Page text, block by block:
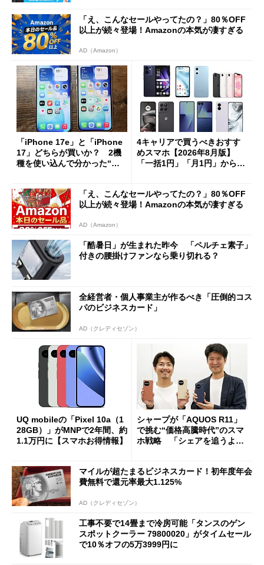
「え、こんなセールやってたの？」80％OFF
以上が続々登場！Amazonの本気が凄すぎる
AD（Amazon）
「iPhone 17e」と「iPhone
17」どちらが買いか？ 2機
種を使い込んで分かった“ス
4キャリアで買うべきおすす
めスマホ【2026年8月版】
「一括1円」「月1円」からお
「え、こんなセールやってたの？」80％OFF
以上が続々登場！Amazonの本気が凄すぎる
AD（Amazon）
「酷暑日」が生まれた昨今 「ペルチェ素子」
付きの腰掛けファンなら乗り切れる？
全経営者・個人事業主が作るべき「圧倒的コス
パのビジネスカード」
AD（クレディセゾン）
UQ mobileの「Pixel 10a（1
28GB）」がMNPで2年間、約
1.1万円に【スマホお得情報】
シャープが「AQUOS R11」
で挑む“価格高騰時代”のスマ
ホ戦略 「シェアを追うより
マイルが超たまるビジネスカード！初年度年会
費無料で還元率最大1.125%
AD（クレディセゾン）
工事不要で14畳まで冷房可能「タンスのゲン
スポットクーラー 79800020」がタイムセール
で10％オフの5万3999円に